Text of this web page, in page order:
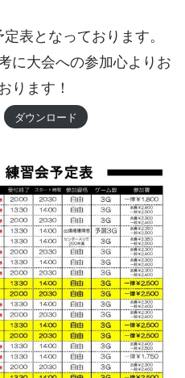
表となっております。
に大会への参加心よりお
ります！
ダウンロード